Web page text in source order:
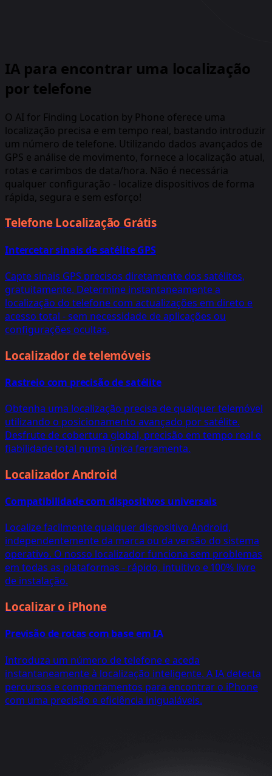
IA para encontrar uma localização
por telefone
O AI for Finding Location by Phone oferece uma
localização precisa e em tempo real, bastando introduzir
um número de telefone. Utilizando dados avançados de
GPS e análise de movimento, fornece a localização atual,
rotas e carimbos de data/hora. Não é necessária
qualquer configuração - localize dispositivos de forma
rápida, segura e sem esforço!
Telefone Localização Grátis
Intercetar sinais de satélite GPS
Capte sinais GPS precisos diretamente dos satélites,
gratuitamente. Determine instantaneamente a
localização do telefone com actualizações em direto e
acesso total - sem necessidade de aplicações ou
configurações ocultas.
Localizador de telemóveis
Rastreio com precisão de satélite
Obtenha uma localização precisa de qualquer telemóvel
utilizando o posicionamento avançado por satélite.
Desfrute de cobertura global, precisão em tempo real e
fiabilidade total numa única ferramenta.
Localizador Android
Compatibilidade com dispositivos universais
Localize facilmente qualquer dispositivo Android,
independentemente da marca ou da versão do sistema
operativo. O nosso localizador funciona sem problemas
em todas as plataformas - rápido, intuitivo e 100% livre
de instalação.
Localizar o iPhone
Previsão de rotas com base em IA
Introduza um número de telefone e aceda
instantaneamente à localização inteligente. A IA detecta
percursos e comportamentos para encontrar o iPhone
com uma precisão e eficiência inigualáveis.